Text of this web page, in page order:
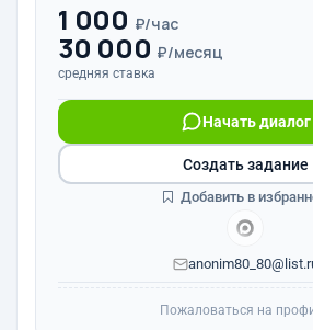
1 000 ₽/час
30 000 ₽/месяц
средняя ставка
Начать диалог
Создать задание
Добавить в
Пожаловаться на